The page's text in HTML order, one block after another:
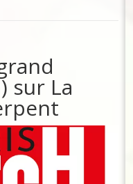
sur La